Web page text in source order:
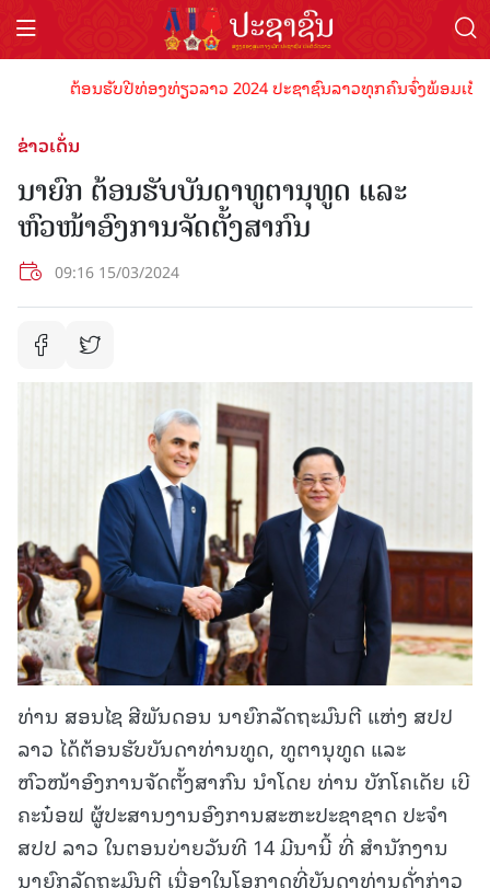
ຕ້ອນຮັບປີທ່ອງທ່ຽວລາວ 2024 ປະຊາຊົນລາວທຸກຄົນຈົ່ງພ້ອມເປັນ
ຂ່າວເດັ່ນ
ນາຍົກ ຕ້ອນຮັບບັນດາທູຕານຸທູດ ແລະ
ຫົວໜ້າອົງການຈັດຕັ້ງສາກົນ
09:16 15/03/2024
ທ່ານ ສອນໄຊ ສີພັນດອນ ນາຍົກລັດຖະມົນຕີ ແຫ່ງ ສປປ
ລາວ ໄດ້ຕ້ອນຮັບບັນດາທ່ານທູດ, ທູຕານຸທູດ ແລະ
ຫົວໜ້າອົງການຈັດຕັ້ງສາກົນ ນໍາໂດຍ ທ່ານ ບັກໂຄເດັຍ ເບີ
ຄະນ໋ອຟ ຜູ້ປະສານງານອົງການສະຫະປະຊາຊາດ ປະຈຳ
ສປປ ລາວ ໃນຕອນບ່າຍວັນທີ 14 ມີນານີ້ ທີ່ ສຳນັກງານ
ນາຍົກລັດຖະມົນຕີ ເນື່ອງໃນໂອກາດທີ່ບັນດາທ່ານດັ່ງກ່າວ